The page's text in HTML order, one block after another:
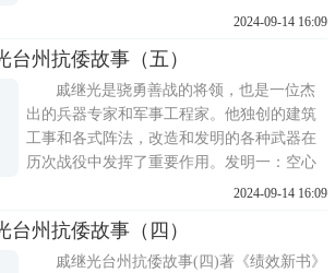
掠夺活动。舟山地理位置特殊，明朝时期，
地，因此中国海商勾结倭寇，时常集结于舟
山双屿港，使得双屿港成为当时亚洲最大的
海上走私基地，舟山也成为倭
2024-09-14 16:09
台州抗倭故事（五）
戚继光是骁勇善战的将领，也是一位杰
出的兵器专家和军事工程家。他独创的建筑
工事和各式阵法，改造和发明的各种武器在
历次战役中发挥了重要作用。发明一：空心
敌台。空心敌台是跨城墙而建的中空、四面
也可以用来当仓库储存武器、弹药，这种设
计大大增强了城墙的防御值。空心敌台最早
2024-09-14 16:09
台州抗倭故事（四）
戚继光台州抗倭故事(四)著《绩效新书》